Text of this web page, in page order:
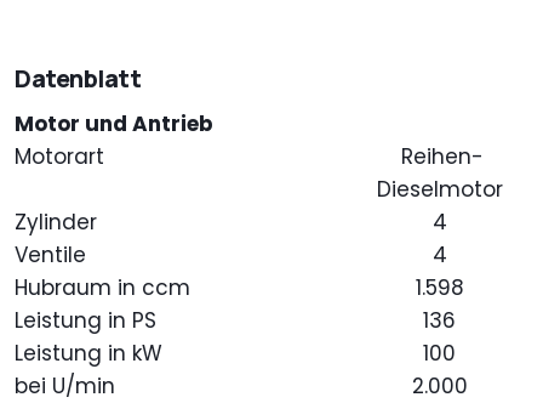
Datenblatt
Motor und Antrieb
Motorart
Reihen-
Dieselmotor
Zylinder
4
Ventile
4
Hubraum in ccm
1.598
Leistung in PS
136
Leistung in kW
100
bei U/min
2.000